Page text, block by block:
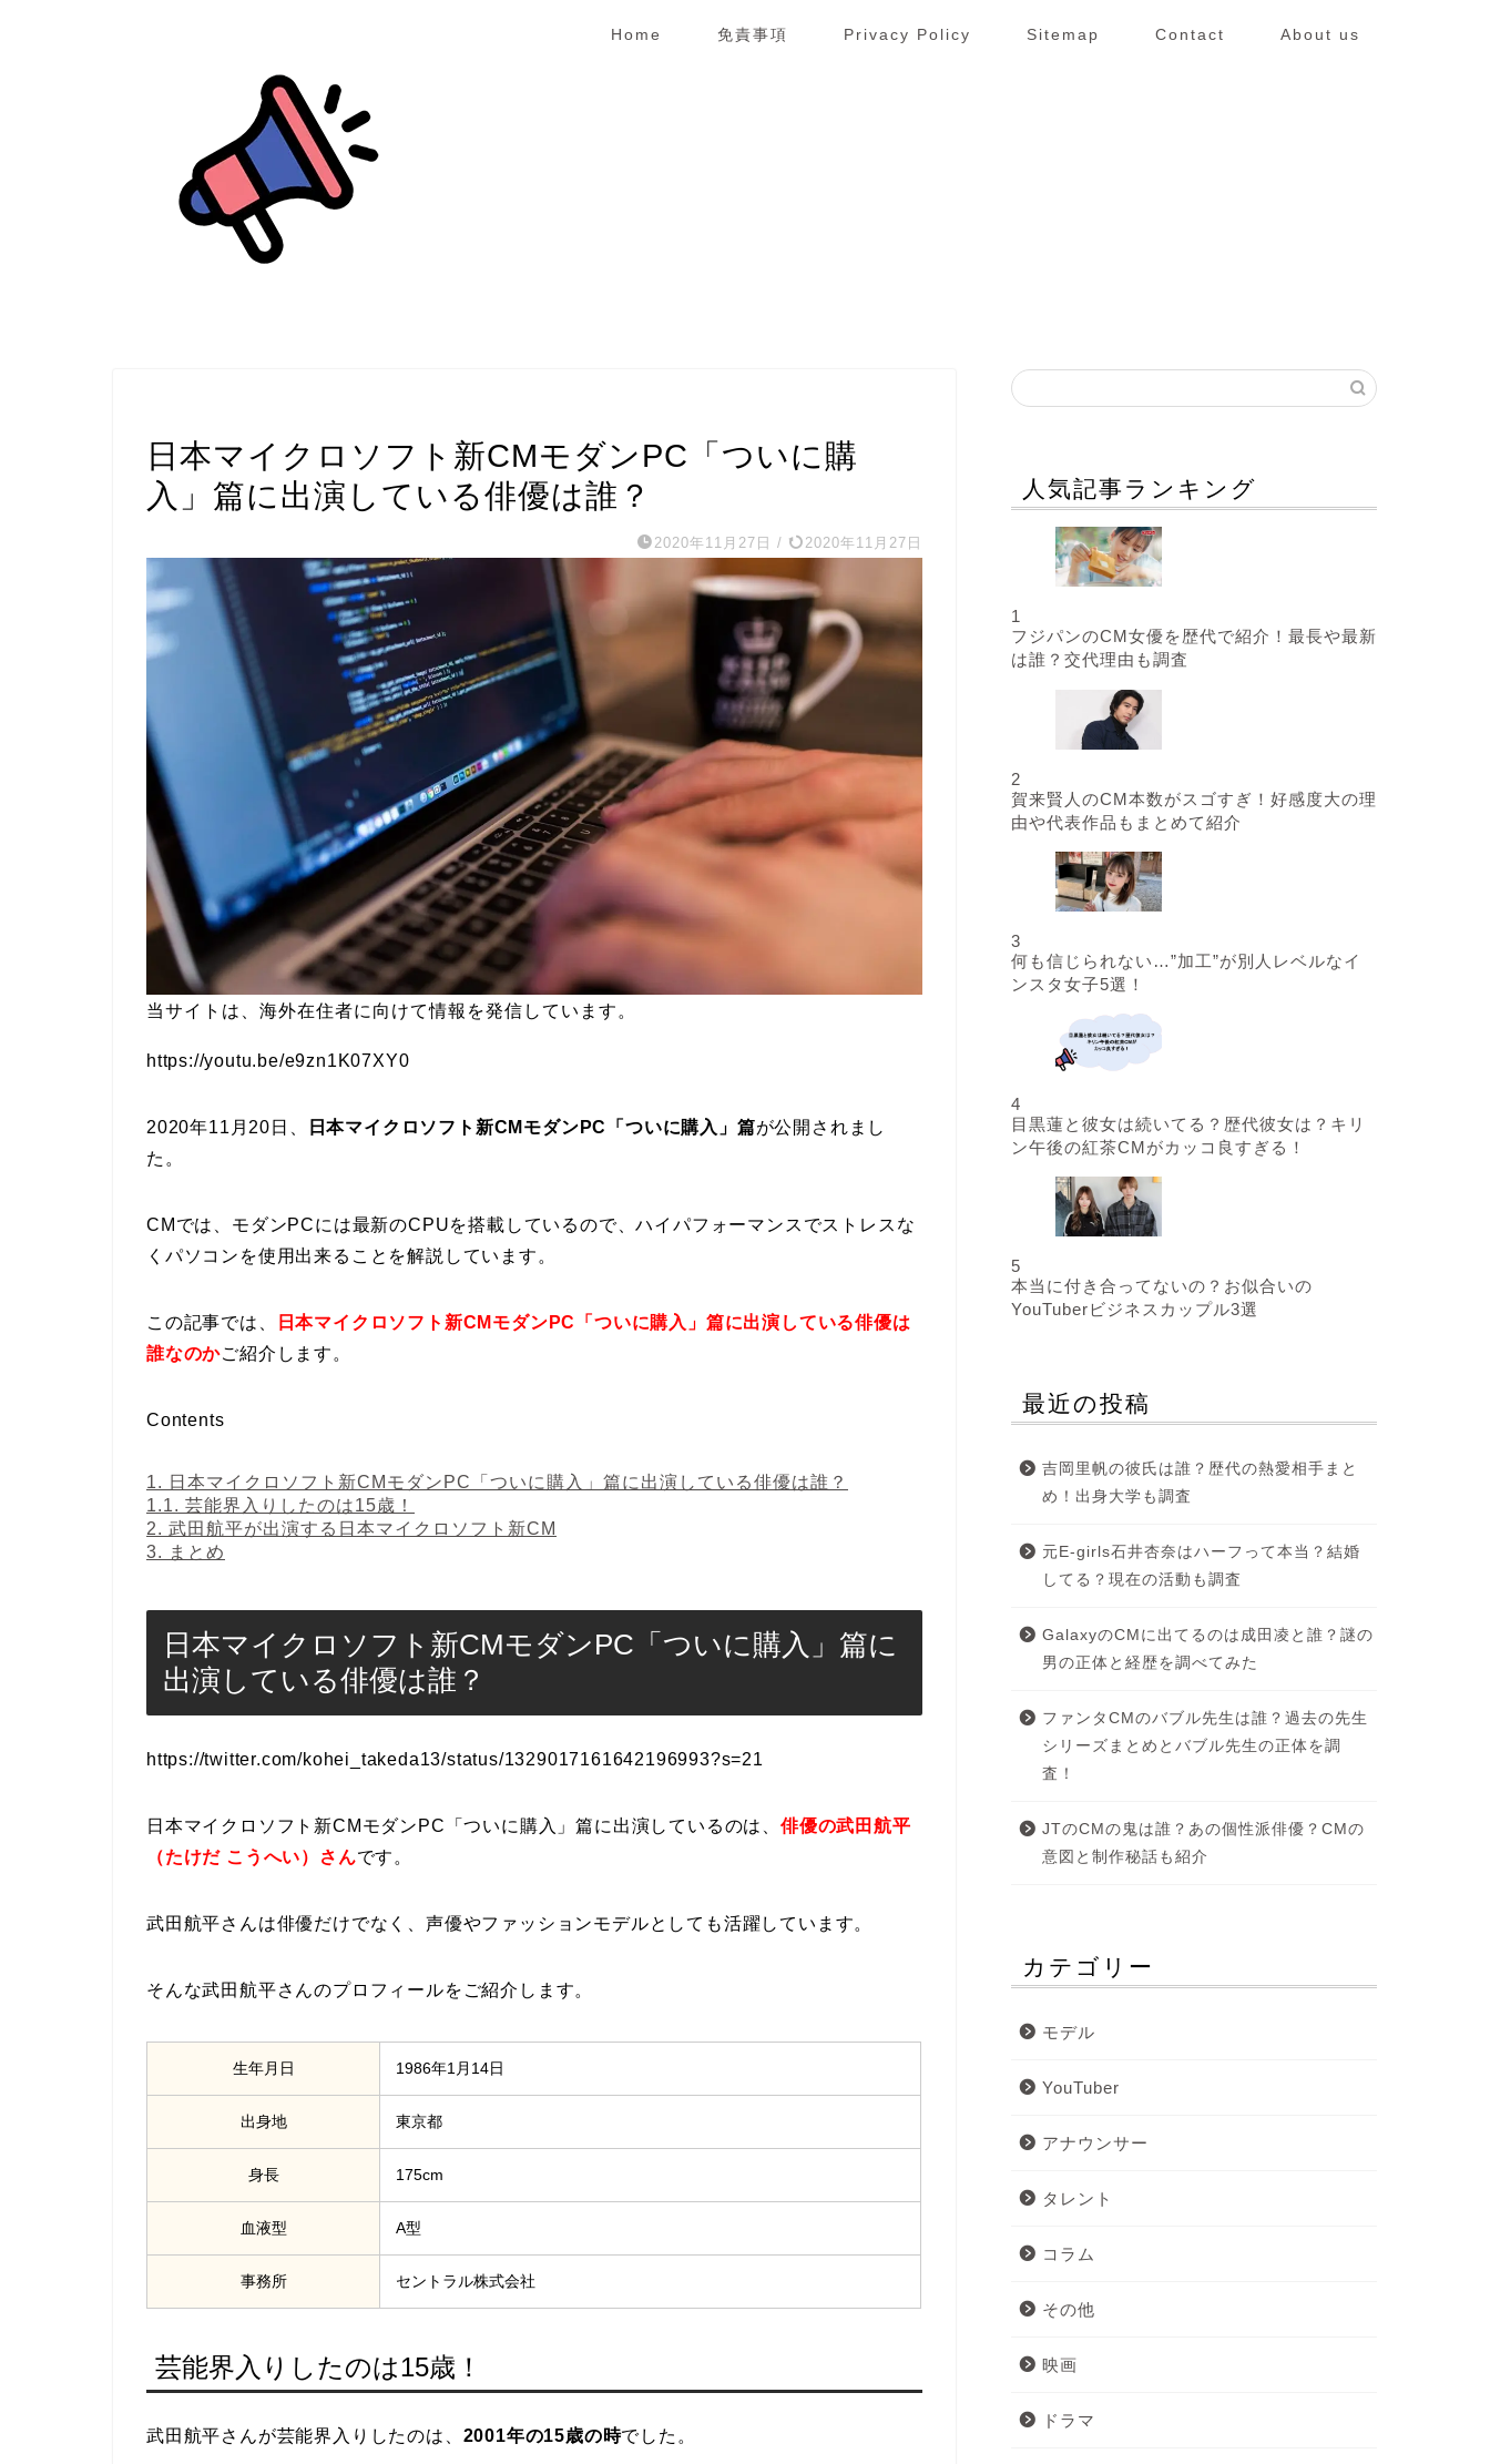
Home 免責事項 Privacy Policy Sitemap Contact About us
日本マイクロソフト新CMモダンPC「ついに購
入」篇に出演している俳優は誰？
2020年11月27日 / 2020年11月27日
当サイトは、海外在住者に向けて情報を発信しています。
https://youtu.be/e9zn1K07XY0
2020年11月20日、 日本マイクロソフト新CMモダンPC「ついに購入」篇が公開されまし
た。
CMでは、モダンPCには最新のCPUを搭載しているので、ハイパフォーマンスでストレスな
くパソコンを使用出来ることを解説しています。
この記事では、
日本マイクロソフト新CMモダンPC「ついに購入」篇に出演している俳優は
誰なのかご紹介します。
Contents
1. 日本マイクロソフト新CMモダンPC「ついに購入」篇に出演している俳優は誰？
1.1. 芸能界入りしたのは15歳！
2. 武田航平が出演する日本マイクロソフト新CM
3. まとめ
日本マイクロソフト新CMモダンPC「ついに購入」篇に
出演している俳優は誰？
https://twitter.com/kohei_takeda13/status/1329017161642196993?s=21
日本マイクロソフト新CMモダンPC「ついに購入」篇に出演しているのは、 俳優の武田航平
（たけだ こうへい）さんです。
武田航平さんは俳優だけでなく、声優やファッションモデルとしても活躍しています。
そんな武田航平さんのプロフィールをご紹介します。
生年月日 1986年1月14日
出身地 東京都
身長 175cm
血液型 A型
事務所 セントラル株式会社
芸能界入りしたのは15歳！
武田航平さんが芸能界入りしたのは、 2001年の15歳の時でした。
人気記事ランキング
1
フジパンのCM女優を歴代で紹介！最長や最新
は誰？交代理由も調査
2
賀来賢人のCM本数がスゴすぎ！好感度大の理
由や代表作品もまとめて紹介
3
何も信じられない…”加工”が別人レベルなイ
ンスタ女子5選！
4
目黒蓮と彼女は続いてる？歴代彼女は？キリ
ン午後の紅茶CMがカッコ良すぎる！
5
本当に付き合ってないの？お似合いの
YouTuberビジネスカップル3選
最近の投稿
吉岡里帆の彼氏は誰？歴代の熱愛相手まと
め！出身大学も調査
元E-girls石井杏奈はハーフって本当？結婚
してる？現在の活動も調査
GalaxyのCMに出てるのは成田凌と誰？謎の
男の正体と経歴を調べてみた
ファンタCMのバブル先生は誰？過去の先生
シリーズまとめとバブル先生の正体を調
査！
JTのCMの鬼は誰？あの個性派俳優？CMの
意図と制作秘話も紹介
カテゴリー
モデル
YouTuber
アナウンサー
タレント
コラム
その他
映画
ドラマ